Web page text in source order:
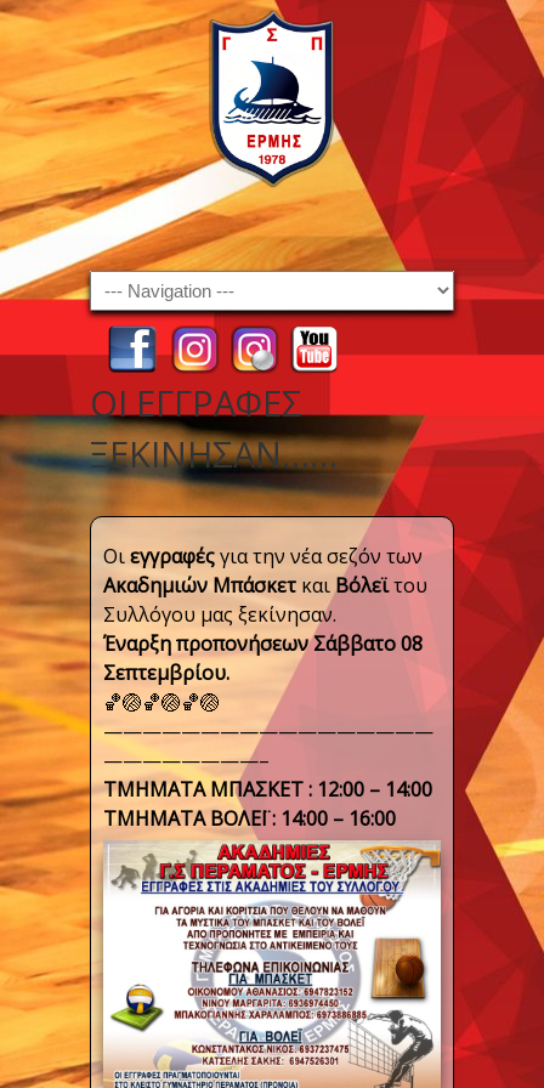
Navigation
ΟΙ ΕΓΓΡΑΦΈΣ
ΞΕΚΊΝΗΣΑΝ……
Οιεγγραφέςγια την νέα σεζόν των
Ακαδημιών Μπάσκετ καιΒόλεϊτου
Συλλόγου μας ξεκίνησαν.
Έναρξη προπονήσεων Σάββατο 08
Σεπτεμβρίου.
🏀🏐🏀🏐🏀🏐
—————————————————
————————–
ΤΜΗΜΑΤΑ ΜΠΑΣΚΕΤ : 12:00 – 14:00
TMHMATA ΒΟΛΕΪ : 14:00 – 16:00